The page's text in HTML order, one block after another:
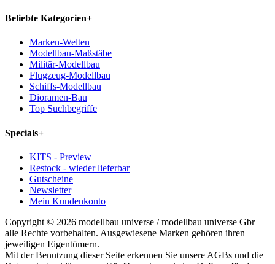
Beliebte Kategorien+
Marken-Welten
Modellbau-Maßstäbe
Militär-Modellbau
Flugzeug-Modellbau
Schiffs-Modellbau
Dioramen-Bau
Top Suchbegriffe
Specials+
KITS - Preview
Restock - wieder lieferbar
Gutscheine
Newsletter
Mein Kundenkonto
Copyright © 2026 modellbau universe / modellbau universe Gbr
alle Rechte vorbehalten. Ausgewiesene Marken gehören ihren
jeweiligen Eigentümern.
Mit der Benutzung dieser Seite erkennen Sie unsere AGBs und die